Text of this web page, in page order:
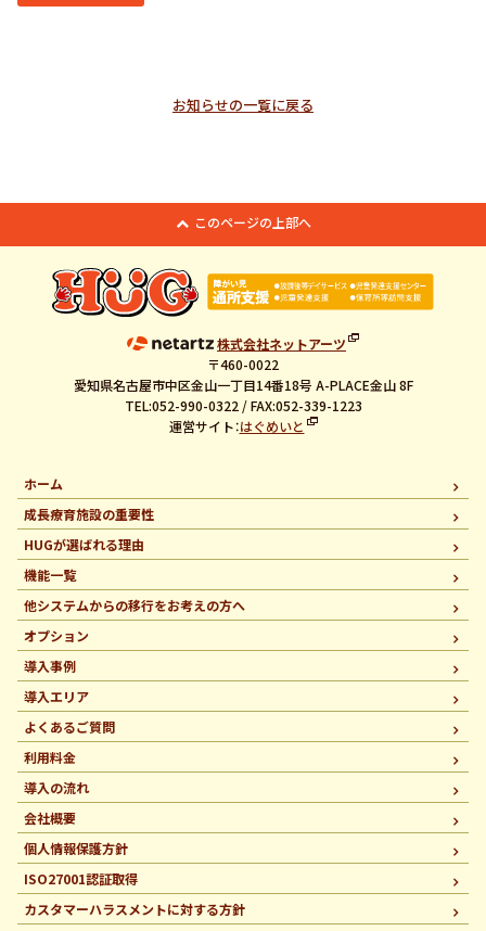
お知らせの一覧に戻る
このページの上部へ
株式会社ネットアーツ
〒460-0022
愛知県名古屋市中区金山一丁目14番18号 A-PLACE金山 8F
TEL:052-990-0322 / FAX:052-339-1223
運営サイト：はぐめいと
ホーム
成長療育施設の重要性
HUGが選ばれる理由
機能一覧
他システムからの移行をお考えの方へ
オプション
導入事例
導入エリア
よくあるご質問
利用料金
導入の流れ
会社概要
個人情報保護方針
ISO27001認証取得
カスタマーハラスメントに対する方針